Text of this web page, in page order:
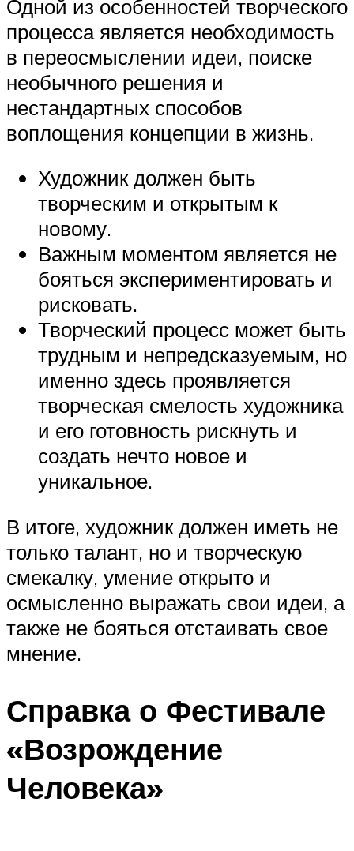
Одной из особенностей творческого
процесса является необходимость
в переосмыслении идеи, поиске
необычного решения и
нестандартных способов
воплощения концепции в жизнь.
Художник должен быть
творческим и открытым к
новому.
Важным моментом является не
бояться экспериментировать и
рисковать.
Творческий процесс может быть
трудным и непредсказуемым, но
именно здесь проявляется
творческая смелость художника
и его готовность рискнуть и
создать нечто новое и
уникальное.
В итоге, художник должен иметь не
только талант, но и творческую
смекалку, умение открыто и
осмысленно выражать свои идеи, а
также не бояться отстаивать свое
мнение.
Справка о Фестивале
«Возрождение
Человека»